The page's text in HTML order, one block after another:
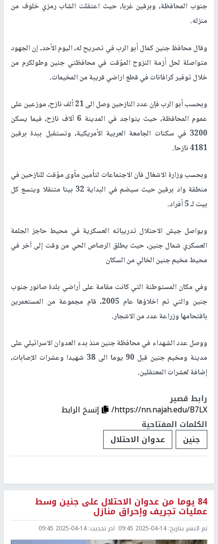
جنوب المحافظة، وبرقين غربا، حيث اعتقلت الشاب رمزي خلوف من
منزله.
وقال محافظ جنين كمال أبو الرب في تصريح له، اليوم الأحد، إن الجهود
متواصلة لحل أزمة النزوح المؤقت في محافظتي جنين وطولكرم من
خلال توفير كرافانات في قطع اراضي قريبة من المخيمات.
وبحسب أبو الرب فإن عدد النازحين وصل الى 21 ألف نازح، موزعين على
عموم المحافظة، حيث يتواجد في المدينة 6 آلاف نازح، فيما يسكن
3200 في سكنات الجامعة العربية الأمريكية، وتستقبل ببدة برقين
4181 نازحا.
وبحسب وزارة الاشغال فان الاجتماعات لتأمين مأوى مؤقت للنازحين في
منطقة واد برقين حيث سيضم في البداية 32 بيتا متنقلا ويتسع كل
بيت لـ 5 أفراد.
ويواصل جيش الاحتلال تدريباته العسكرية في محيط حاجز الجلمة
العسكري شمال جنين، حيث يطلق الرصاص الحي من وقت إلى آخر في
محيط مخيم جنين الخالي من السكان
وفي مكان المستوطنة التي كانت مقامة على أراضي بلدة صانور جنوب
جنين والتي تم اخلاؤها عام 2005، قام مجموعة من المستعمرين
باقتحامها وزراعة عدد من الاشجار.
ووصل عدد الشهداء في محافظة جنين منذ بدء العدوان الاسرائيلي على
مدينة ومخيم جنين قبل 90 يوما الى 38 شهيدا وعشرات الإصابات،
إضافة لعشرات المعتقلين.
رابط قصير
https://nn.najah.edu/B7LX/
إنسخ الرابط
الكلمات المفتاحية
جنين
عدوان الاحتلال
84 يوما من عدوان الاحتلال على جنين وسط
عمليات تجريف وإحراق منازل
تم النشر بتاريخ:2025-04-14 09:45 اخر تحديث:2025-04-14 09:45